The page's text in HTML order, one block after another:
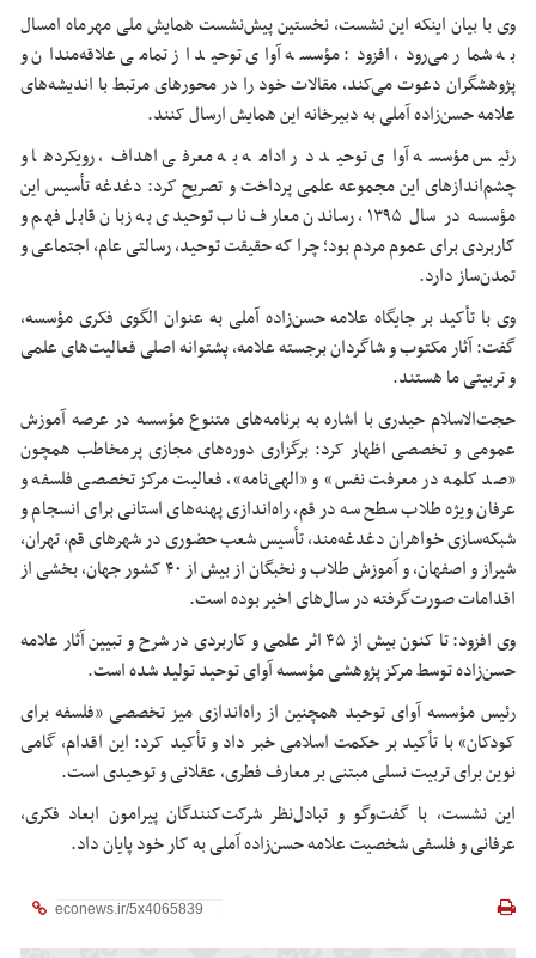
وی با بیان اینکه این نشست، نخستین پیش‌نشست همایش ملی مهرماه امسال
به شمار می‌رود، افزود: مؤسسه آوای توحید از تمامی علاقه‌مندان و
پژوهشگران دعوت می‌کند، مقالات خود را در محورهای مرتبط با اندیشه‌های
علامه حسن‌زاده آملی به دبیرخانه این همایش ارسال کنند.
رئیس مؤسسه آوای توحید در ادامه به معرفی اهداف، رویکردها و
چشم‌اندازهای این مجموعه علمی پرداخت و تصریح کرد: دغدغه تأسیس این
مؤسسه در سال ۱۳۹۵، رساندن معارف ناب توحیدی به زبان قابل فهم و
کاربردی برای عموم مردم بود؛ چرا که حقیقت توحید، رسالتی عام، اجتماعی و
تمدن‌ساز دارد.
وی با تأکید بر جایگاه علامه حسن‌زاده آملی به عنوان الگوی فکری مؤسسه،
گفت: آثار مکتوب و شاگردان برجسته علامه، پشتوانه اصلی فعالیت‌های علمی
و تربیتی ما هستند.
حجت‌الاسلام حیدری با اشاره به برنامه‌های متنوع مؤسسه در عرصه آموزش
عمومی و تخصصی اظهار کرد: برگزاری دوره‌های مجازی پرمخاطب همچون
«صد کلمه در معرفت نفس» و «الهی‌نامه»، فعالیت مرکز تخصصی فلسفه و
عرفان ویژه طلاب سطح سه در قم، راه‌اندازی پهنه‌های استانی برای انسجام و
شبکه‌سازی خواهران دغدغه‌مند، تأسیس شعب حضوری در شهرهای قم، تهران،
شیراز و اصفهان، و آموزش طلاب و نخبگان از بیش از ۴۰ کشور جهان، بخشی از
اقدامات صورت‌گرفته در سال‌های اخیر بوده است.
وی افزود: تا کنون بیش از ۴۵ اثر علمی و کاربردی در شرح و تبیین آثار علامه
حسن‌زاده توسط مرکز پژوهشی مؤسسه آوای توحید تولید شده است.
رئیس مؤسسه آوای توحید همچنین از راه‌اندازی میز تخصصی «فلسفه برای
کودکان» با تأکید بر حکمت اسلامی خبر داد و تأکید کرد: این اقدام، گامی
نوین برای تربیت نسلی مبتنی بر معارف فطری، عقلانی و توحیدی است.
این نشست، با گفت‌وگو و تبادل‌نظر شرکت‌کنندگان پیرامون ابعاد فکری،
عرفانی و فلسفی شخصیت علامه حسن‌زاده آملی به کار خود پایان داد.